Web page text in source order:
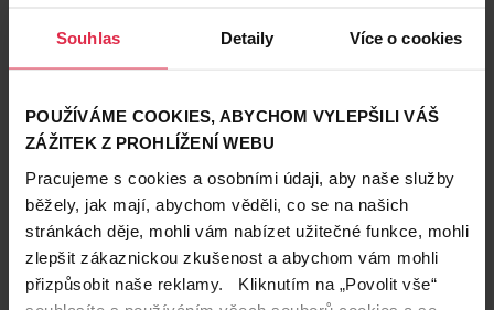
Souhlas Detaily Více o cookies
POUŽÍVÁME COOKIES, ABYCHOM VYLEPŠILI VÁŠ
ZÁŽITEK Z PROHLÍŽENÍ WEBU
Pracujeme s cookies a osobními údaji, aby naše služby
běžely, jak mají, abychom věděli, co se na našich
stránkách děje, mohli vám nabízet užitečné funkce, mohli
zlepšit zákaznickou zkušenost a abychom vám mohli
přizpůsobit naše reklamy. Kliknutím na „Povolit vše“